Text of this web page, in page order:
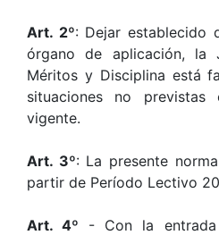
Art. 2º: Dejar establecido
órgano de aplicación, la
Méritos y Disciplina está
situaciones no previstas
vigente.
Art. 3º: La presente
partir de Período Lectivo
Art. 4º - Con la